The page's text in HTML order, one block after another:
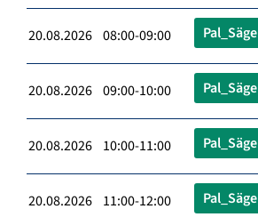
20.08.2026 08:00-09:00 Pal_Säge
20.08.2026 09:00-10:00 Pal_Säge
20.08.2026 10:00-11:00 Pal_Säge
20.08.2026 11:00-12:00 Pal_Säge